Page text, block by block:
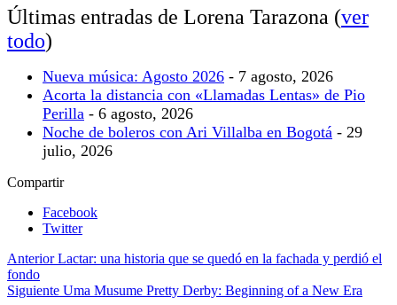
Últimas entradas de Lorena Tarazona (ver
todo)
Nueva música: Agosto 2026 - 7 agosto, 2026
Acorta la distancia con «Llamadas Lentas» de Pio
Perilla - 6 agosto, 2026
Noche de boleros con Ari Villalba en Bogotá - 29
julio, 2026
Compartir
Facebook
Twitter
AnteriorLactar: una historia que se quedó en la fachada y perdió el
fondo
Siguiente Uma Musume Pretty Derby: Beginning of a New Era